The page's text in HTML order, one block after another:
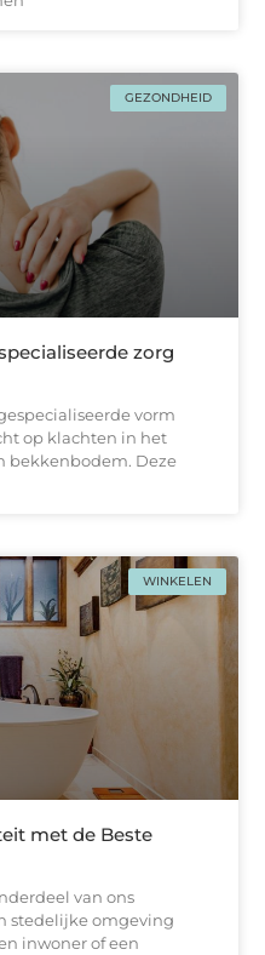
GEZONDHEID
zorg
vorm
op klachten in het
bekkenbodem. Deze
WINKELEN
met de Beste
van ons
stedelijke omgeving
inwoner of een